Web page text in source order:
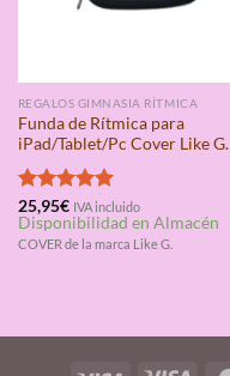
REGALOS GIMNASIA RÍTMICA
Funda de Rítmica para
iPad/Tablet/Pc Cover Like G.
Valorado
con5.00
de 5
25,95€ IVA incluido
Disponibilidad en Almacén
COVER de la marca Like G.